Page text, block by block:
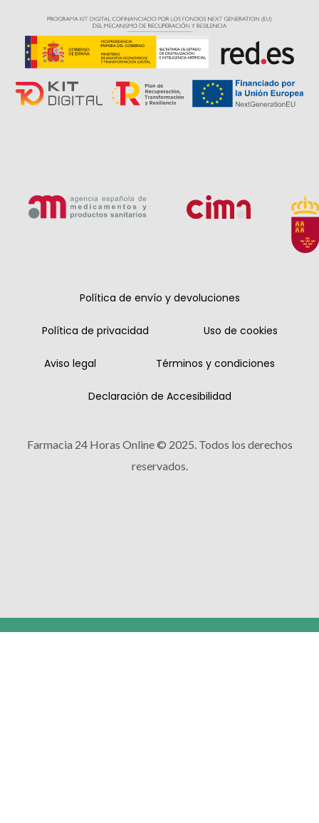
Política de envío y devoluciones
Política de privacidad Uso de cookies
Aviso legal Términos y condiciones
Declaración de Accesibilidad
Farmacia 24 Horas Online © 2025. Todos los derechos
reservados.